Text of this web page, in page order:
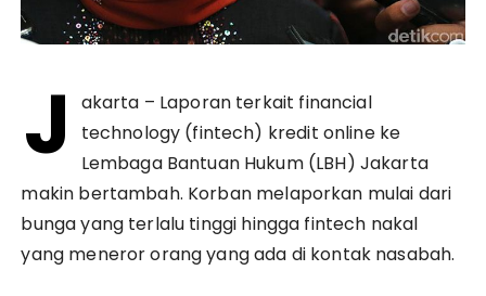
J
akarta – Laporan terkait financial
technology (fintech) kredit online ke
Lembaga Bantuan Hukum (LBH) Jakarta
makin bertambah. Korban melaporkan mulai dari
bunga yang terlalu tinggi hingga fintech nakal
yang meneror orang yang ada di kontak nasabah.